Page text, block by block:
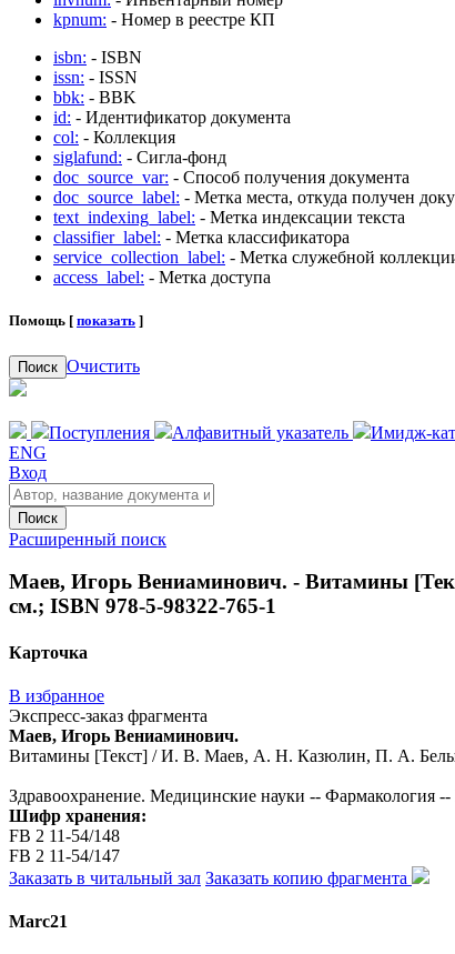
kpnum: - Номер в реестре КП
isbn: - ISBN
issn: - ISSN
bbk: - BBK
id: - Идентификатор документа
col: - Коллекция
siglafund: - Сигла-фонд
doc_source_var: - Способ получения документа
doc_source_label: - Метка места, откуда получен
text_indexing_label: - Метка индексации текста
classifier_label: - Метка классификатора
service_collection_label: - Метка служебной
access_label: - Метка доступа
Помощь [ показать ]
Поиск Очистить
Поступления Алфавитный указатель Имидж-
ENG
Вход
Поиск
Расширенный поиск
Маев, Игорь Вениаминович. - Витамины
см.; ISBN 978-5-98322-765-1
Карточка
В избранное
Экспресс-заказ фрагмента
Маев, Игорь Вениаминович.
Витамины [Текст] / И. В. Маев, А. Н. Казюлин, П. А.
Здравоохранение. Медицинские науки -- Фармакология
Шифр хранения:
FB 2 11-54/148
FB 2 11-54/147
Заказать в читальный зал Заказать копию фрагмента
Marc21